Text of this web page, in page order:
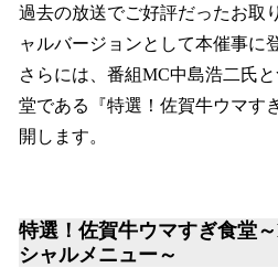
過去の放送でご好評だったお取
ャルバージョンとして本催事に
さらには、番組MC中島浩二氏
堂である『特選！佐賀牛ウマす
開します。
特選！佐賀牛ウマすぎ食堂
シャルメニュー～